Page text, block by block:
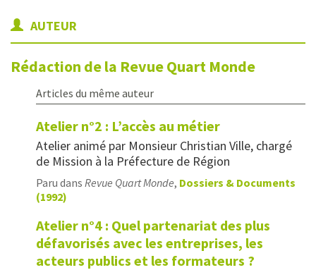
AUTEUR
Rédaction de la Revue Quart Monde
Articles du même auteur
Atelier n°2 : L’accès au métier
Atelier animé par Monsieur Christian Ville, chargé
de Mission à la Préfecture de Région
Paru dans Revue Quart Monde, Dossiers & Documents
(1992)
Atelier n°4 : Quel partenariat des plus
défavorisés avec les entreprises, les
acteurs publics et les formateurs ?